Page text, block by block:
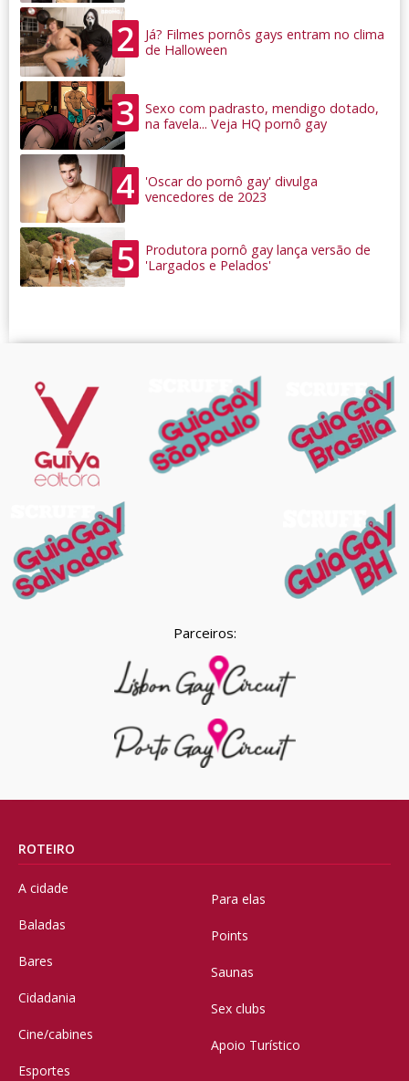
2
Já? Filmes pornôs gays entram no clima
de Halloween
3
Sexo com padrasto, mendigo dotado,
na favela... Veja HQ pornô gay
4
'Oscar do pornô gay' divulga
vencedores de 2023
5
Produtora pornô gay lança versão de
'Largados e Pelados'
Parceiros:
ROTEIRO
A cidade
Baladas
Bares
Cidadania
Cine/cabines
Esportes
Para elas
Points
Saunas
Sex clubs
Apoio Turístico